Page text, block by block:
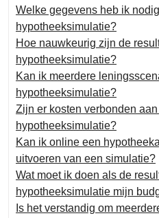
Welke gegevens heb ik
hypotheeksimulatie?
Hoe nauwkeurig zijn de
hypotheeksimulatie?
Kan ik meerdere
hypotheeksimulatie?
Zijn er kosten verbonden
hypotheeksimulatie?
Kan ik online een
uitvoeren van een simulatie?
Wat moet ik doen als de
hypotheeksimulatie mijn
Is het verstandig om